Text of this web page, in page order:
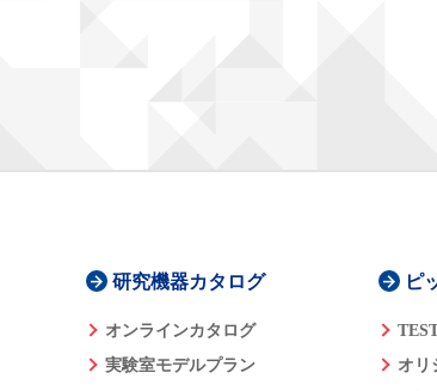
研究機器カタログ
オンラインカタログ
実験室モデルプラン
ピ
オリ